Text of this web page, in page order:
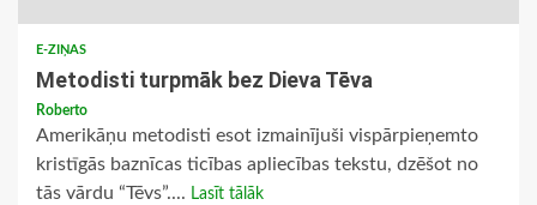
E-ZIŅAS
Metodisti turpmāk bez Dieva Tēva
Roberto
Amerikāņu metodisti esot izmainījuši vispārpieņemto
kristīgās baznīcas ticības apliecības tekstu, dzēšot no
tās vārdu “Tēvs”.... Lasīt tālāk